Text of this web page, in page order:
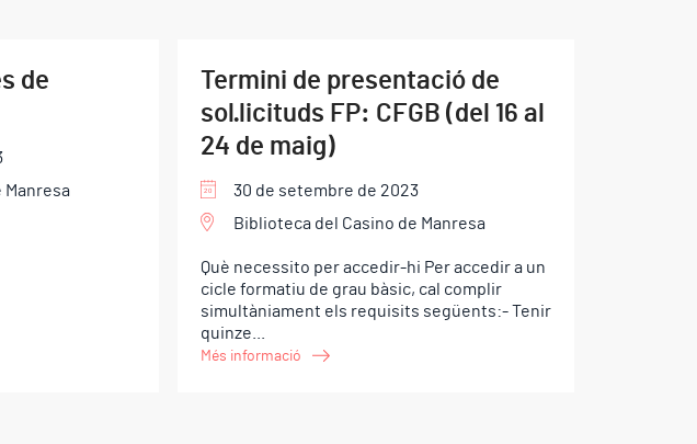
de
Manresa
Termini de presentació de
sol·licituds FP: CFGB (del 16 al
24 de maig)
30 de setembre de 2023
Biblioteca del Casino de Manresa
Què necessito per accedir-hi Per accedir a un
cicle formatiu de grau bàsic, cal complir
simultàniament els requisits següents:- Tenir
quinze...
Més informació